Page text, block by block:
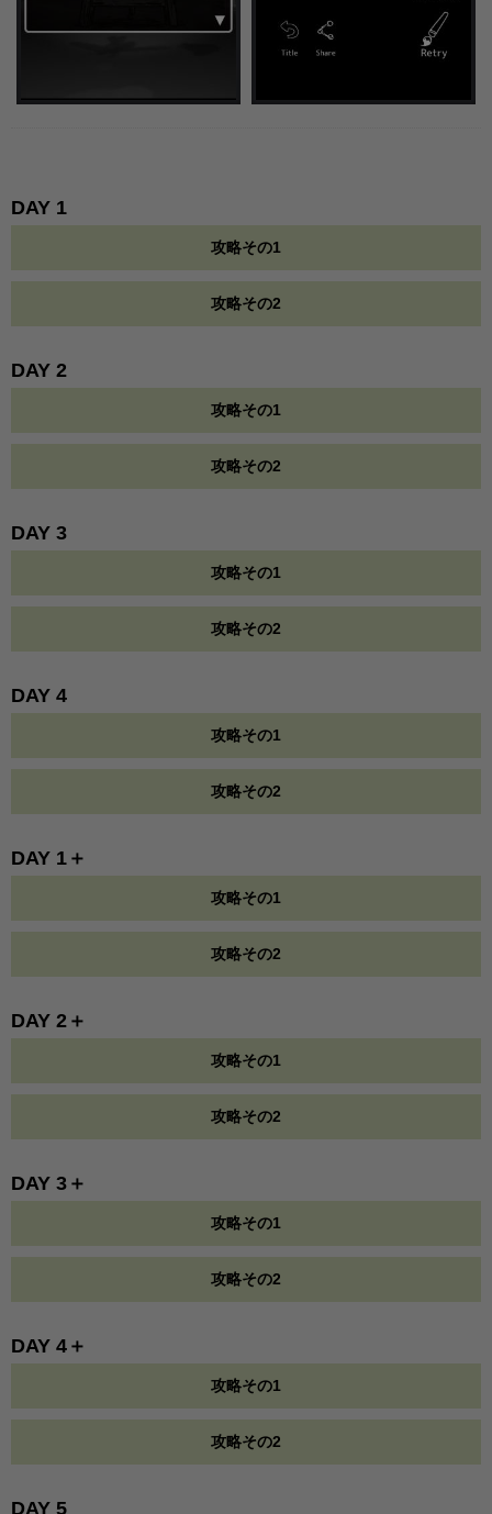
DAY 1
攻略その1
攻略その2
DAY 2
攻略その1
攻略その2
DAY 3
攻略その1
攻略その2
DAY 4
攻略その1
攻略その2
DAY 1＋
攻略その1
攻略その2
DAY 2＋
攻略その1
攻略その2
DAY 3＋
攻略その1
攻略その2
DAY 4＋
攻略その1
攻略その2
DAY 5